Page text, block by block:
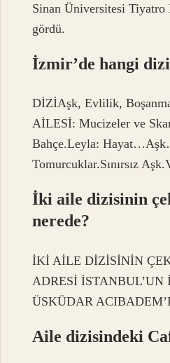
Sinan Üniversitesi Tiyatro
gördü.
İzmir’de hangi
DİZİAşk, Evlilik,
AİLESİ: Mucizeler ve
Bahçe.Leyla:
Tomurcuklar.Sınırsız
İki aile dizisinin
nerede?
İKİ AİLE DİZİSİNİN
ADRESİ
ÜSKÜDAR
Aile dizisindeki